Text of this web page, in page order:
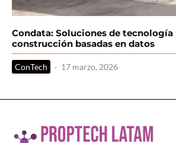
Condata: Soluciones de tecnología
construcción basadas en datos
ConTech · 17 marzo, 2026